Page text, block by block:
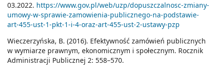
03.2022. https://www.gov.pl/web/uzp/dopuszczalnosc-zmiany-
umowy-w-sprawie-zamowienia-publicznego-na-podstawie-
art-455-ust-1-pkt-1-i-4-oraz-art-455-ust-2-ustawy-pzp
Wieczerzyńska, B. (2016). Efektywność zamówień publicznych
w wymiarze prawnym, ekonomicznym i społecznym. Rocznik
Administracji Publicznej 2: 558–570.